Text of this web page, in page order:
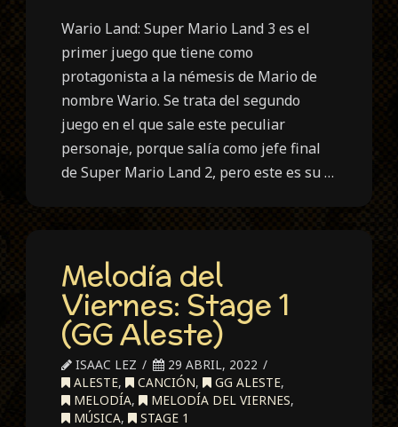
Wario Land: Super Mario Land 3 es el
primer juego que tiene como
protagonista a la némesis de Mario de
nombre Wario. Se trata del segundo
juego en el que sale este peculiar
personaje, porque salía como jefe final
de Super Mario Land 2, pero este es su …
Melodía del
Viernes: Stage 1
(GG Aleste)
ISAAC LEZ
29 ABRIL, 2022
ALESTE, CANCIÓN, GG ALESTE,
MELODÍA, MELODÍA DEL VIERNES,
MÚSICA, STAGE 1